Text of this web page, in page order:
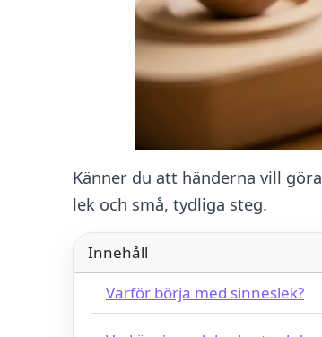
Känner du att händerna vill
lek och små, tydliga steg.
Innehåll
Varför börja med sinneslek?